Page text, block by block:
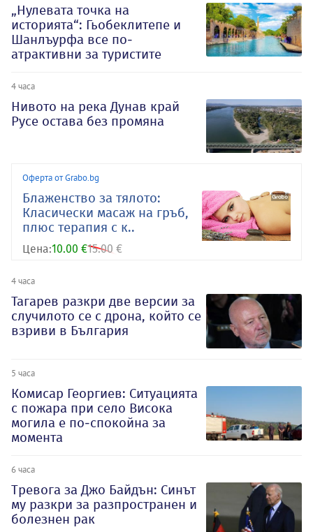
„Нулевата точка на
историята“: Гьобеклитепе и
Шанлъурфа все по-
атрактивни за туристите
4 часа
Нивото на река Дунав край
Русе остава без промяна
Оферта от Grabo.bg
Блаженство за тялото:
Класически масаж на гръб,
плюс терапия с к..
Цена:10.00 €15.00 €
4 часа
Тагарев разкри две версии за
случилото се с дрона, който се
взриви в България
5 часа
Комисар Георгиев: Ситуацията
с пожара при село Висока
могила е по-спокойна за
момента
6 часа
Тревога за Джо Байдън: Синът
му разкри за разпространен и
болезнен рак